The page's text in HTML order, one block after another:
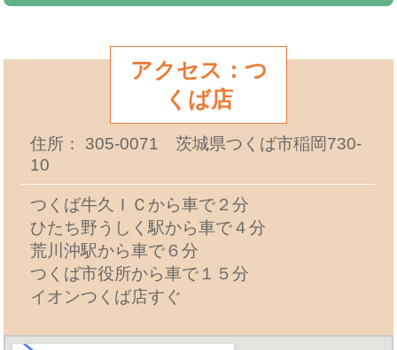
アクセス：つ
くば店
住所： 305-0071 茨城県つくば市稲岡730-
10
つくば牛久ＩＣから車で２分
ひたち野うしく駅から車で４分
荒川沖駅から車で６分
つくば市役所から車で１５分
イオンつくば店すぐ